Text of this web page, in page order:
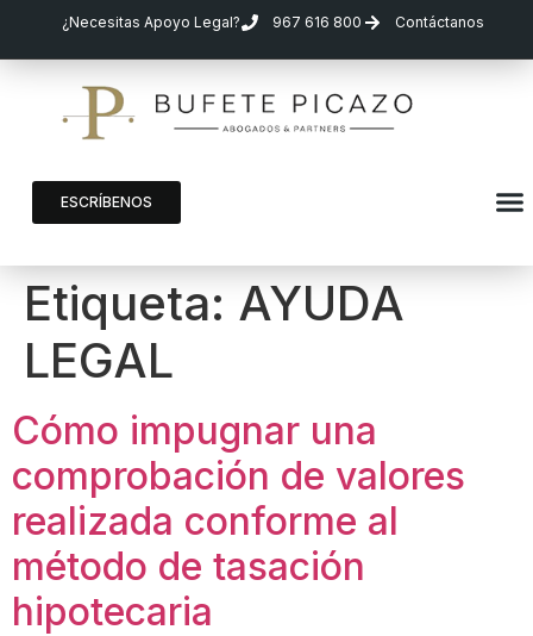
¿Necesitas Apoyo Legal? 967 616 800 Contáctanos
ESCRÍBENOS
Etiqueta: AYUDA
LEGAL
Cómo impugnar una
comprobación de valores
realizada conforme al
método de tasación
hipotecaria